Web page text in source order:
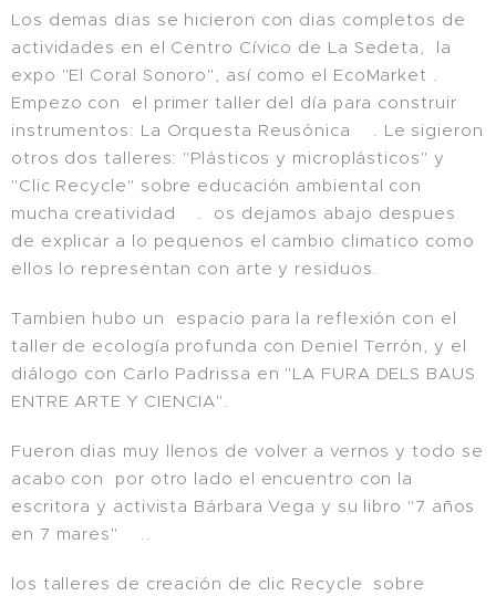
Los demas dias se hicieron con dias completos de
actividades en el Centro Cívico de La Sedeta, la
expo "El Coral Sonoro", así como el EcoMarket .
Empezo con el primer taller del día para construir
instrumentos: La Orquesta Reusónica🎸. Le sigieron
otros dos talleres: "Plásticos y microplásticos" y
"Clic Recycle" sobre educación ambiental con
mucha creatividad😮. os dejamos abajo despues
de explicar a lo pequenos el cambio climatico como
ellos lo representan con arte y residuos.
Tambien hubo un espacio para la reflexión con el
taller de ecología profunda con Deniel Terrón, y el
diálogo con Carlo Padrissa en "LA FURA DELS BAUS
ENTRE ARTE Y CIENCIA".
Fueron dias muy llenos de volver a vernos y todo se
acabo con por otro lado el encuentro con la
escritora y activista Bárbara Vega y su libro "7 años
en 7 mares"🌍..
los talleres de creación de clic Recycle sobre